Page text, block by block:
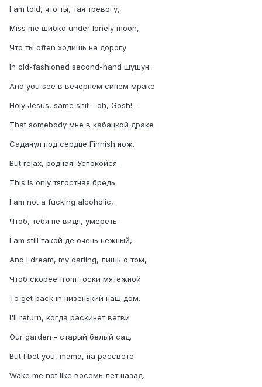
I am told, что ты, тая тревогу,
Miss me шибко under lonely moon,
Что ты often ходишь на дорогу
In old-fashioned second-hand шушун.
And you see в вечернем синем мраке
Holy Jesus, same shit - oh, Gosh! -
That somebody мне в кабацкой драке
Саданул под сердце Finnish нож.
But relax, родная! Успокойся.
This is only тягостная бредь.
I am not a fucking alcoholic,
Чтоб, тебя не видя, умереть.
I am still такой де очень нежный,
And I dream, my darling, лишь о том,
Чтоб скорее from тоски мятежной
To get back in низенький наш дом.
I'll return, когда раскинет ветви
Our garden - старый белый сад.
But I bet you, mama, на рассвете
Wake me not like восемь лет назад.